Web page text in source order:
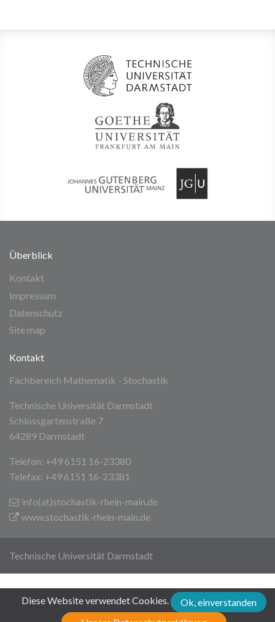
Überblick
Kontakt
Impressum
Datenschutz
Site map
Kontakt
Fachbereich Mathematik - Stochastik
Technische Universität Darmstadt
Schlossgartenstraße 7
64289 Darmstadt
Telefon: +49 6151 16-23380
Telefax: +49 6151 16-23381
info(at)stochastik-rhein-main.de
www.stochastik-rhein-main.de
Technische Universität Darmstadt
Diese Website verwendet Cookies.
Ok, einverstanden